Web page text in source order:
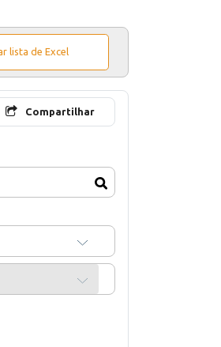
lista de Excel
Compartilhar